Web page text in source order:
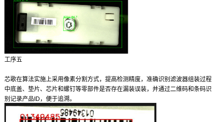
工序五
芯歌在算法实施上采用像素分割方式，提高检测精度，准确识别滤波器组装过程
中底盖、垫片、芯片和螺钉等零部件是否存在漏装误装，并通过二维码和条码识
别记录产品ID，便于追溯。